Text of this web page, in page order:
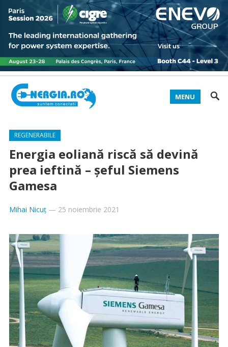
MENU
REGENERABILE
Energia eoliană riscă să devină
prea ieftină – șeful Siemens
Gamesa
Mihai Nicuț— 25 noiembrie 2021